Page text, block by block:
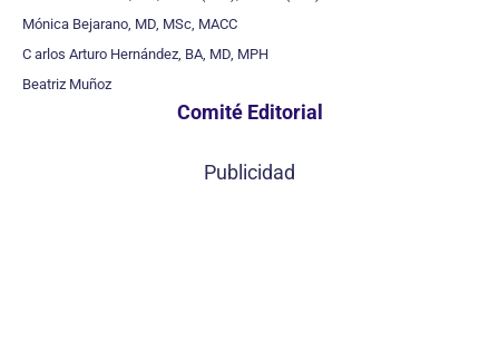
Mónica Bejarano, MD, MSc, MACC
C arlos Arturo Hernández, BA, MD, MPH
Beatriz Muñoz
Comité Editorial
Publicidad